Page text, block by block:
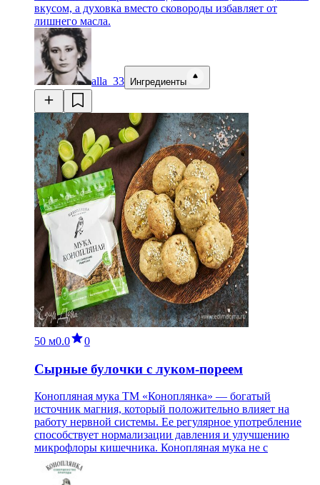
вкусом, а духовка вместо сковороды избавляет от
лишнего масла.
alla_33 Ингредиенты
50 м0.0 0
Сырные булочки с луком-пореем
Конопляная мука ТМ «Коноплянка» — богатый
источник магния, который положительно влияет на
работу нервной системы. Ее регулярное употребление
способствует нормализации давления и улучшению
микрофлоры кишечника. Конопляная мука не с